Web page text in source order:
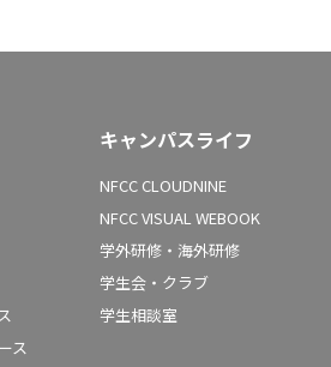
ス
キャンパスライフ
NFCC CLOUDNINE
NFCC VISUAL WEBOOK
学外研修・海外研修
学生会・クラブ
学生相談室